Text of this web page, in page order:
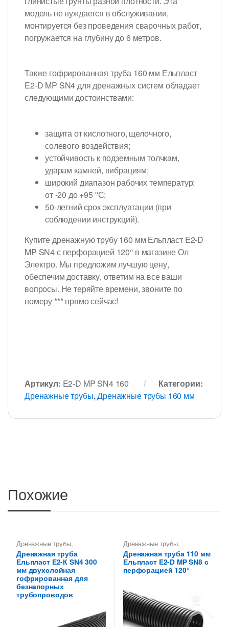
модель не нуждается в обслуживании,
монтируется без проведения сварочных работ,
погружается на глубину до 6 метров.
Также гофрированная труба 160 мм Ельпласт
E2-D MP SN4 для дренажных систем обладает
следующими достоинствами:
защита от кислотного, щелочного,
солевого воздействия;
устойчивость к подземным толчкам,
ударам камней, вибрациям;
широкий диапазон рабочих температур:
от -20 до +95 ºС;
50-летний срок эксплуатации (при
соблюдении инструкций).
Купите дренажную трубу 160 мм Ельпласт E2-D
MP SN4 с перфорацией 120° в магазине Ол
Электро. Мы предложим лучшую цену,
обеспечим доставку, ответим на все ваши
вопросы. Не теряйте времени, звоните по
номеру *** прямо сейчас!
Артикул: E2-D MP SN4 160
Категории:
Дренажные трубы,Дренажные трубы 160 мм
Похожие
Дренажные трубы,
Дренажные трубы 300 мм
Трубы дренажные
гофрированные
Дренажная труба
Ельпласт Е2-К SN4 300
мм двухслойная
гофрированная для
безнапорных
трубопроводов
Дренажные трубы,
Дренажные трубы 110 мм
Дренажная труба 110 мм
Ельпласт E2-D MP SN8 с
перфорацией 120°